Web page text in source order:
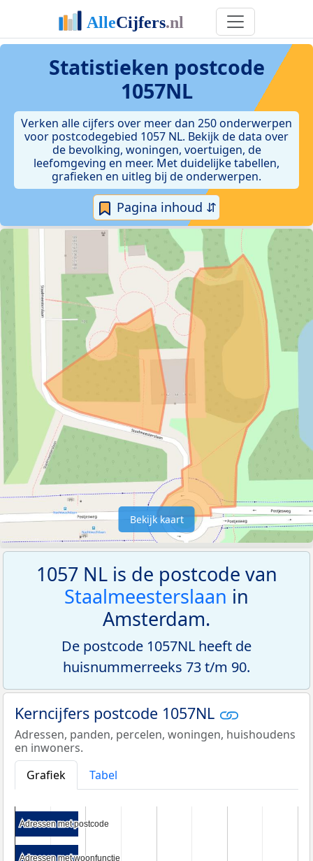
Statistieken postcode
1057NL
Verken alle cijfers over meer dan 250 onderwerpen
voor postcodegebied 1057 NL. Bekijk de data over
de bevolking, woningen, voertuigen, de
leefomgeving en meer. Met duidelijke tabellen,
grafieken en uitleg bij de onderwerpen.
Pagina inhoud ⇵
Bekijk kaart
1057 NL is de postcode van
Staalmeesterslaan in
Amsterdam.
De postcode 1057NL heeft de
huisnummerreeks 73 t/m 90.
Kerncijfers postcode 1057NL
Adressen, panden, percelen, woningen, huishoudens
en inwoners.
Grafiek
Tabel
Adressen met postcode
Adressen met postcode
Adressen met woonfunctie
Adressen met woonfunctie